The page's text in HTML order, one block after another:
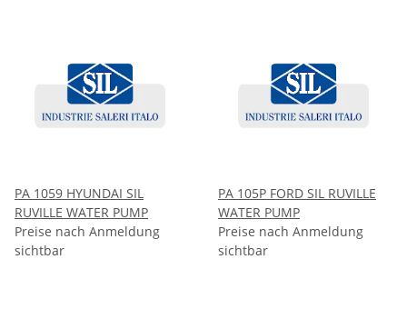
PA 1059 HYUNDAI SIL
RUVILLE WATER PUMP
Preise nach Anmeldung
sichtbar
PA 105P FORD SIL RUVILLE
WATER PUMP
Preise nach Anmeldung
sichtbar